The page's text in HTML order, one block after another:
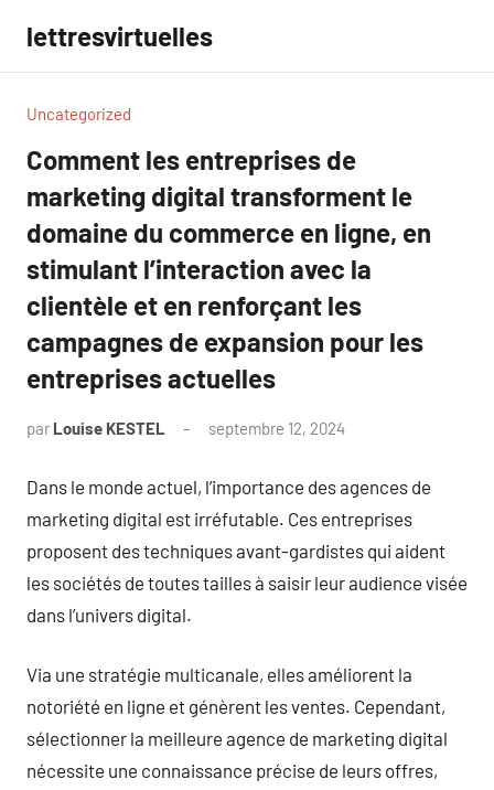
contenu
lettresvirtuelles
Uncategorized
Comment les entreprises de
marketing digital transforment le
domaine du commerce en ligne, en
stimulant l’interaction avec la
clientèle et en renforçant les
campagnes de expansion pour les
entreprises actuelles
par Louise KESTEL septembre 12, 2024
Dans le monde actuel, l’importance des agences de
marketing digital est irréfutable. Ces entreprises
proposent des techniques avant-gardistes qui aident
les sociétés de toutes tailles à saisir leur audience visée
dans l’univers digital.
Via une stratégie multicanale, elles améliorent la
notoriété en ligne et génèrent les ventes. Cependant,
sélectionner la meilleure agence de marketing digital
nécessite une connaissance précise de leurs offres,